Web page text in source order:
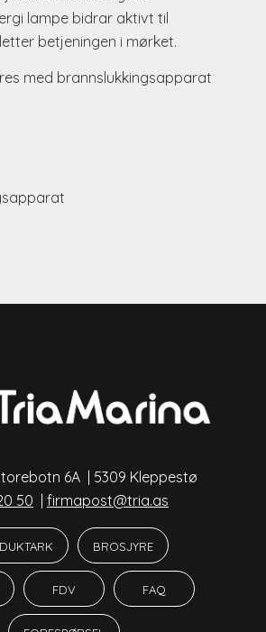
lampe bidrar aktivt til
betjeningen i mørket.
med brannslukkingsapparat
6A | 5309 Kleppestø
50
firmapost@tria.as
BROSJYRE
FDV FAQ